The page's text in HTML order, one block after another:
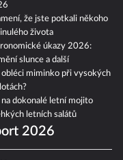
že jste potkali někoho
života
úkazy 2026:
slunce a další
obléci miminko při vysokých
na dokonalé letní mojito
letních salátů
2026